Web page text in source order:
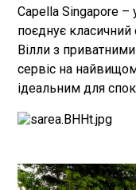
Capella Singapore –
поєднує класичний
Вілли з
сервіс на
ідеальним для